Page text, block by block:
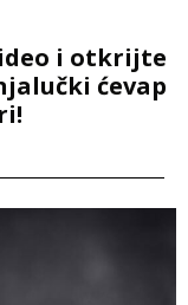
i otkrijte
ćevap